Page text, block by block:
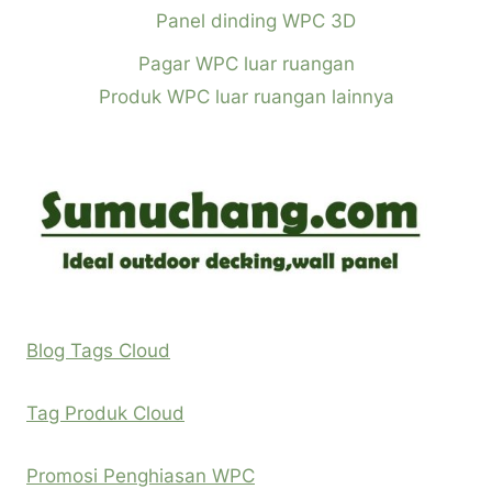
Panel dinding WPC 3D
Pagar WPC luar ruangan
Produk WPC luar ruangan lainnya
Blog Tags Cloud
Tag Produk Cloud
Promosi Penghiasan WPC